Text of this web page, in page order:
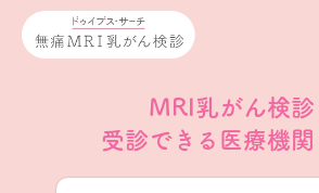
MRI乳がん検診
受診できる医療機